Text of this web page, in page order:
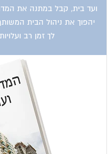
ועד בית, קבל במתנה את
יהפוך את ניהול הבית
לך זמן רב